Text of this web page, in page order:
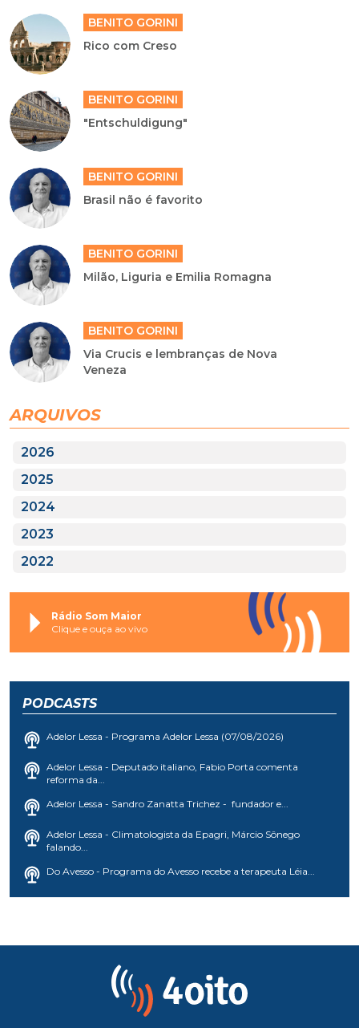
BENITO GORINI
Rico com Creso
BENITO GORINI
"Entschuldigung"
BENITO GORINI
Brasil não é favorito
BENITO GORINI
Milão, Liguria e Emilia Romagna
BENITO GORINI
Via Crucis e lembranças de Nova
Veneza
ARQUIVOS
2026
2025
2024
2023
2022
Rádio Som Maior
Clique e ouça ao vivo
PODCASTS
Adelor Lessa - Programa Adelor Lessa (07/08/2026)
Adelor Lessa - Deputado italiano, Fabio Porta comenta
reforma da...
Adelor Lessa - Sandro Zanatta Trichez - fundador e...
Adelor Lessa - Climatologista da Epagri, Márcio Sônego
falando...
Do Avesso - Programa do Avesso recebe a terapeuta Léia...